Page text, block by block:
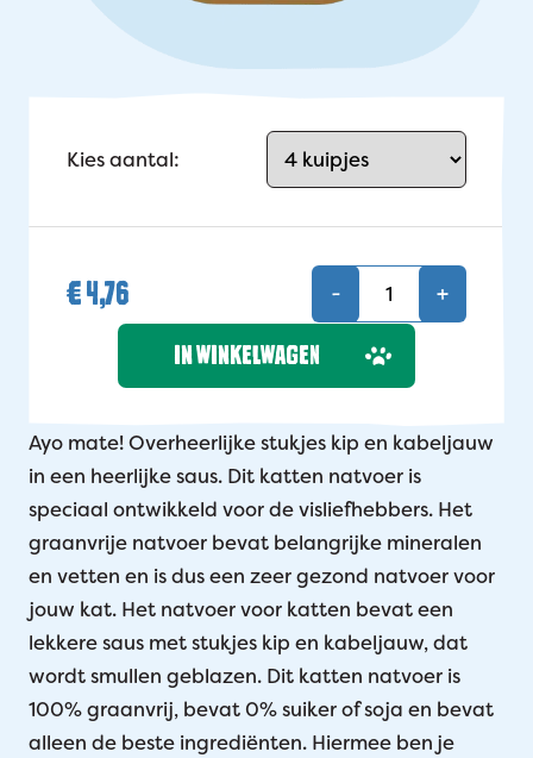
Ayo mate! Overheerlijke stukjes kip en kabeljauw
in een heerlijke saus. Dit katten natvoer is
speciaal ontwikkeld voor de visliefhebbers. Het
graanvrije natvoer bevat belangrijke mineralen
en vetten en is dus een zeer gezond natvoer voor
jouw kat. Het natvoer voor katten bevat een
lekkere saus met stukjes kip en kabeljauw, dat
wordt smullen geblazen. Dit katten natvoer is
100% graanvrij, bevat 0% suiker of soja en bevat
alleen de beste ingrediënten. Hiermee ben je
Kies aantal:
€4,76 - +
IN WINKELWAGEN